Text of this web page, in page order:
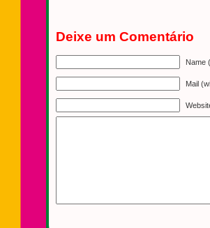
Deixe um Comentário
Name
Mail